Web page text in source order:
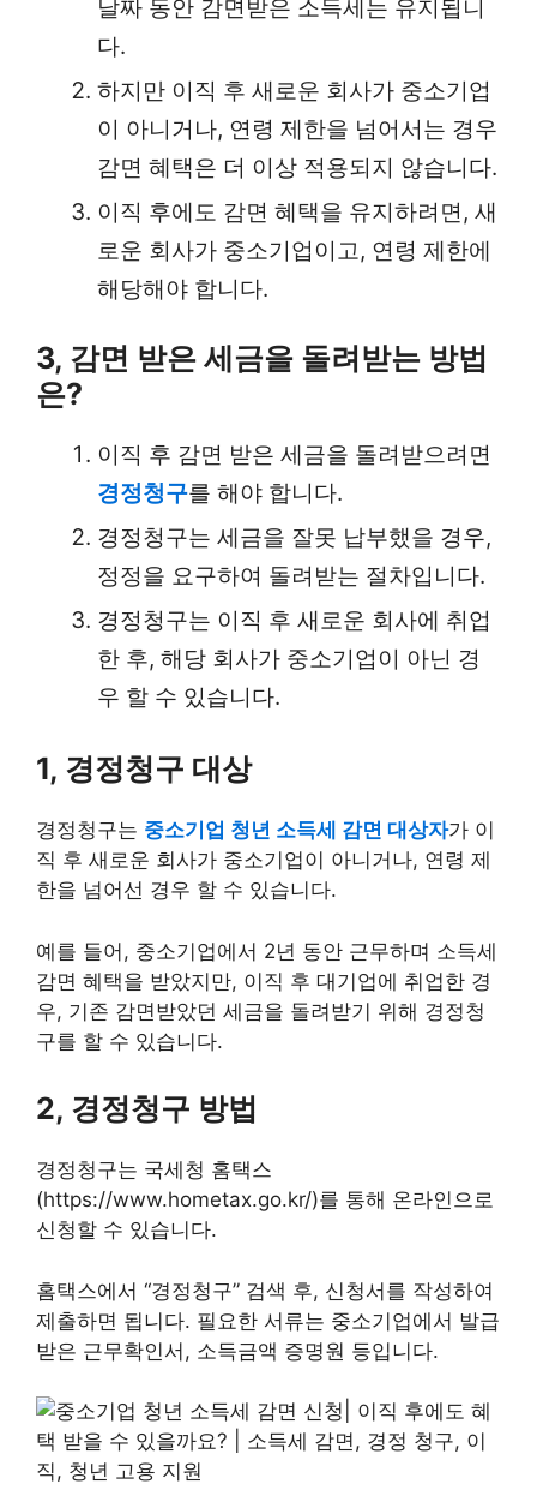
날짜 동안 감면받은 소득세는 유지됩니
다.
하지만 이직 후 새로운 회사가 중소기업
이 아니거나, 연령 제한을 넘어서는 경우
감면 혜택은 더 이상 적용되지 않습니다.
이직 후에도 감면 혜택을 유지하려면, 새
로운 회사가 중소기업이고, 연령 제한에
해당해야 합니다.
3, 감면 받은 세금을 돌려받는 방법
은?
이직 후 감면 받은 세금을 돌려받으려면
경정청구를 해야 합니다.
경정청구는 세금을 잘못 납부했을 경우,
정정을 요구하여 돌려받는 절차입니다.
경정청구는 이직 후 새로운 회사에 취업
한 후, 해당 회사가 중소기업이 아닌 경
우 할 수 있습니다.
1, 경정청구 대상
경정청구는 중소기업 청년 소득세 감면 대상자가 이
직 후 새로운 회사가 중소기업이 아니거나, 연령 제
한을 넘어선 경우 할 수 있습니다.
예를 들어, 중소기업에서 2년 동안 근무하며 소득세
감면 혜택을 받았지만, 이직 후 대기업에 취업한 경
우, 기존 감면받았던 세금을 돌려받기 위해 경정청
구를 할 수 있습니다.
2, 경정청구 방법
경정청구는 국세청 홈택스
(https://www.hometax.go.kr/)를 통해 온라인으로
신청할 수 있습니다.
홈택스에서 “경정청구” 검색 후, 신청서를 작성하여
제출하면 됩니다. 필요한 서류는 중소기업에서 발급
받은 근무확인서, 소득금액 증명원 등입니다.